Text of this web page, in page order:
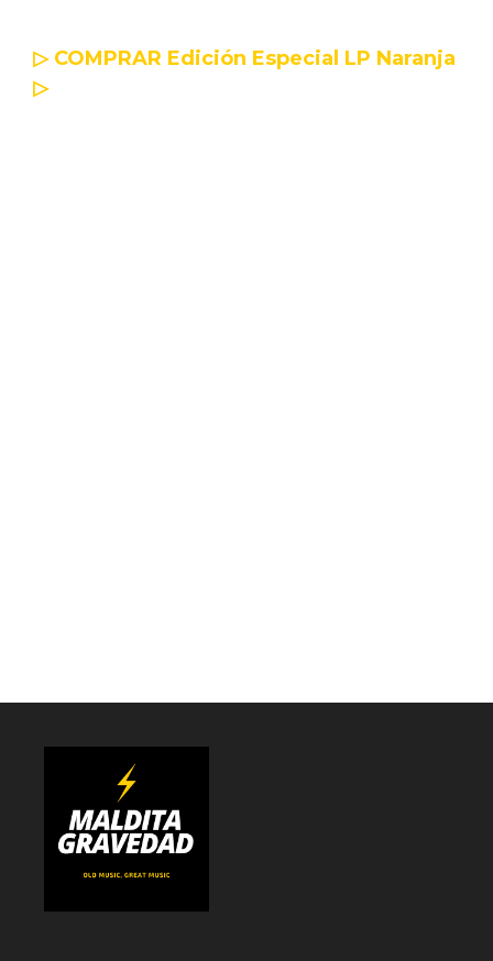
▷ COMPRAR Edición Especial LP Naranja
▷